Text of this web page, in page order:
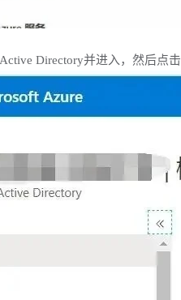
Directory并进入，然后点